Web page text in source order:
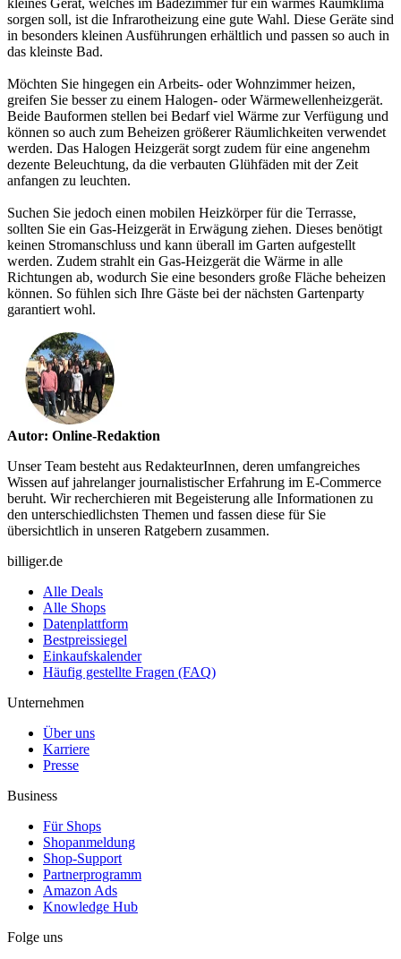
kleines Gerät, welches im Badezimmer für ein warmes Raumklima
sorgen soll, ist die Infrarotheizung eine gute Wahl. Diese Geräte sind
in besonders kleinen Ausführungen erhältlich und passen so auch in
das kleinste Bad.
Möchten Sie hingegen ein Arbeits- oder Wohnzimmer heizen,
greifen Sie besser zu einem Halogen- oder Wärmewellenheizgerät.
Beide Bauformen stellen bei Bedarf viel Wärme zur Verfügung und
können so auch zum Beheizen größerer Räumlichkeiten verwendet
werden. Das Halogen Heizgerät sorgt zudem für eine angenehm
dezente Beleuchtung, da die verbauten Glühfäden mit der Zeit
anfangen zu leuchten.
Suchen Sie jedoch einen mobilen Heizkörper für die Terrasse,
sollten Sie ein Gas-Heizgerät in Erwägung ziehen. Dieses benötigt
keinen Stromanschluss und kann überall im Garten aufgestellt
werden. Zudem strahlt ein Gas-Heizgerät die Wärme in alle
Richtungen ab, wodurch Sie eine besonders große Fläche beheizen
können. So fühlen sich Ihre Gäste bei der nächsten Gartenparty
garantiert wohl.
Autor: Online-Redaktion
Unser Team besteht aus RedakteurInnen, deren umfangreiches
Wissen auf jahrelanger journalistischer Erfahrung im E-Commerce
beruht. Wir recherchieren mit Begeisterung alle Informationen zu
den unterschiedlichsten Themen und fassen diese für Sie
übersichtlich in unseren Ratgebern zusammen.
billiger.de
Alle Deals
Alle Shops
Datenplattform
Bestpreissiegel
Einkaufskalender
Häufig gestellte Fragen (FAQ)
Unternehmen
Über uns
Karriere
Presse
Business
Für Shops
Shopanmeldung
Shop-Support
Partnerprogramm
Amazon Ads
Knowledge Hub
Folge uns